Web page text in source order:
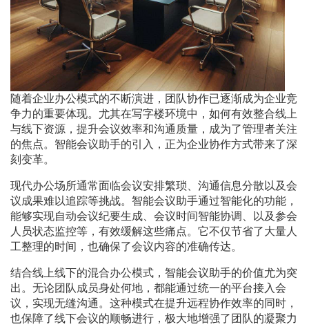
随着企业办公模式的不断演进，团队协作已逐渐成为企业竞
争力的重要体现。尤其在写字楼环境中，如何有效整合线上
与线下资源，提升会议效率和沟通质量，成为了管理者关注
的焦点。智能会议助手的引入，正为企业协作方式带来了深
刻变革。
现代办公场所通常面临会议安排繁琐、沟通信息分散以及会
议成果难以追踪等挑战。智能会议助手通过智能化的功能，
能够实现自动会议纪要生成、会议时间智能协调、以及参会
人员状态监控等，有效缓解这些痛点。它不仅节省了大量人
工整理的时间，也确保了会议内容的准确传达。
结合线上线下的混合办公模式，智能会议助手的价值尤为突
出。无论团队成员身处何地，都能通过统一的平台接入会
议，实现无缝沟通。这种模式在提升远程协作效率的同时，
也保障了线下会议的顺畅进行，极大地增强了团队的凝聚力